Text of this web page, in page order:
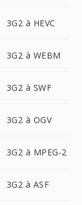
3G2 à HEVC
3G2 à WEBM
3G2 à SWF
3G2 à OGV
3G2 à MPEG-2
3G2 à ASF